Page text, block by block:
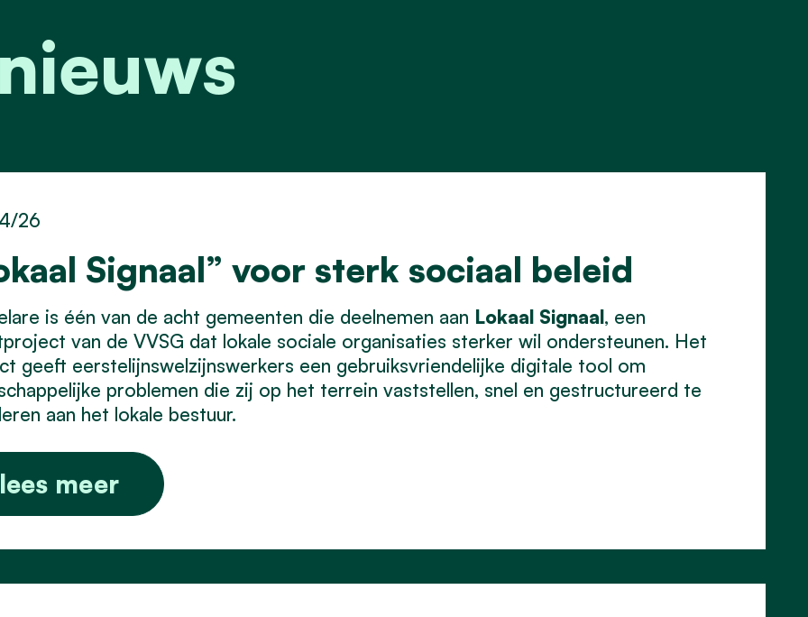
Signaal” voor sterk sociaal beleid
26
is één van de acht gemeenten die deelnemen aan Lokaal Signaal, een
van de VVSG dat lokale sociale organisaties sterker wil ondersteunen. Het
geeft eerstelijnswelzijnswerkers een gebruiksvriendelijke digitale tool om
problemen die zij op het terrein vaststellen, snel en gestructureerd te
aan het lokale bestuur.
lees meer